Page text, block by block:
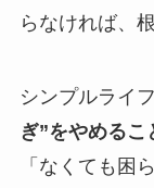
らなければ、
シンプルライ
ぎ”をやめるこ
「なくても困